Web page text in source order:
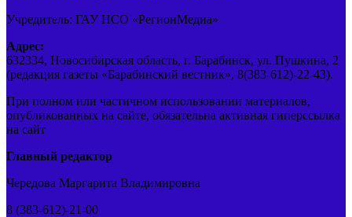
Учредитель: ГАУ НСО «РегионМедиа»
Адрес:
632334, Новосибирская область, г. Барабинск, ул. Пушкина, 2
(редакция газеты «Барабинский вестник», 8(383-612)-22-43).
При полном или частичном использовании материалов,
опубликованных на сайте, обязательна активная гиперссылка
на сайт
Главный редактор
Чередова Маргарита Владимировна
8 (383-612)-21-00